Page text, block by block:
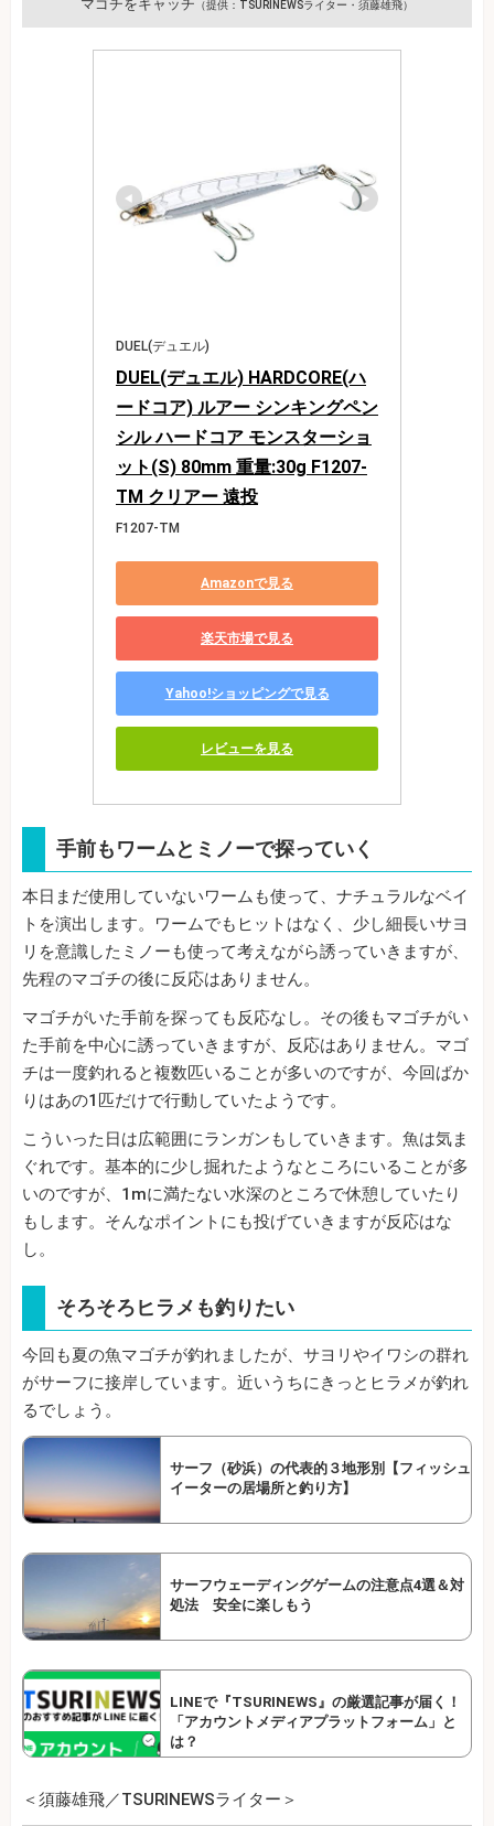
マゴチをキャッチ （提供：TSURINEWSライター・須藤雄飛）
DUEL(デュエル)
DUEL(デュエル) HARDCORE(ハ
ードコア) ルアー シンキングペン
シル ハードコア モンスターショ
ット(S) 80mm 重量:30g F1207-
TM クリアー 遠投
F1207-TM
Amazonで見る
楽天市場で見る
Yahoo!ショッピングで見る
レビューを見る
手前もワームとミノーで探っていく
本日まだ使用していないワームも使って、ナチュラルなベイ
トを演出します。ワームでもヒットはなく、少し細長いサヨ
リを意識したミノーも使って考えながら誘っていきますが、
先程のマゴチの後に反応はありません。
マゴチがいた手前を探っても反応なし。その後もマゴチがい
た手前を中心に誘っていきますが、反応はありません。マゴ
チは一度釣れると複数匹いることが多いのですが、今回ばか
りはあの1匹だけで行動していたようです。
こういった日は広範囲にランガンもしていきます。魚は気ま
ぐれです。基本的に少し掘れたようなところにいることが多
いのですが、1mに満たない水深のところで休憩していたり
もします。そんなポイントにも投げていきますが反応はな
し。
そろそろヒラメも釣りたい
今回も夏の魚マゴチが釣れましたが、サヨリやイワシの群れ
がサーフに接岸しています。近いうちにきっとヒラメが釣れ
るでしょう。
サーフ（砂浜）の代表的３地形別【フィッシュ
イーターの居場所と釣り方】
サーフウェーディングゲームの注意点4選＆対
処法 安全に楽しもう
LINEで『TSURINEWS』の厳選記事が届く！
「アカウントメディアプラットフォーム」と
は？
＜須藤雄飛／TSURINEWSライター＞